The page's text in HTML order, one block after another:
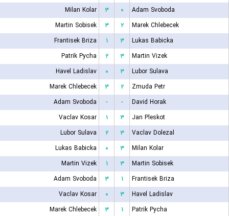
Milan Kolar
۳ ۰
Adam Svoboda
Martin Sobisek
۳ ۲
Marek Chlebecek
Frantisek Briza
۱ ۳
Lukas Babicka
Patrik Pycha
۲ ۳
Martin Vizek
Havel Ladislav
۰ ۳
Lubor Sulava
Marek Chlebecek
۳ ۲
Zmuda Petr
Adam Svoboda
- -
David Horak
Vaclav Kosar
۱ ۳
Jan Pleskot
Lubor Sulava
۲ ۳
Vaclav Dolezal
Lukas Babicka
۰ ۳
Milan Kolar
Martin Vizek
۱ ۳
Martin Sobisek
Adam Svoboda
۳ ۱
Frantisek Briza
Vaclav Kosar
۰ ۳
Havel Ladislav
Marek Chlebecek
۳ ۱
Patrik Pycha